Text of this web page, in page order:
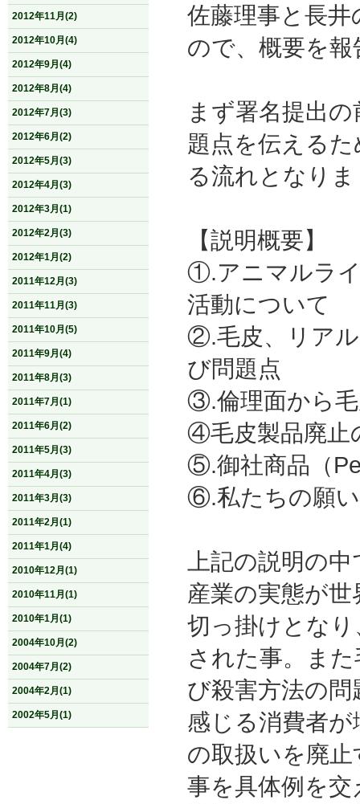
佐藤理事と長
ので、概要を
まず署名提出
題点を伝える
る流れとなり
【説明概要】
①.アニマルラ
活動について
②.毛皮、リア
び問題点
③.倫理面から
④毛皮製品廃止
⑤.御社商品（
⑥.私たちの願い
上記の説明の
産業の実態が
切っ掛けとな
された事。ま
び殺害方法の
感じる消費者
の取扱いを廃
事を具体例を
2012年11月(2)
2012年10月(4)
2012年9月(4)
2012年8月(4)
2012年7月(3)
2012年6月(2)
2012年5月(3)
2012年4月(3)
2012年3月(1)
2012年2月(3)
2012年1月(2)
2011年12月(3)
2011年11月(3)
2011年10月(5)
2011年9月(4)
2011年8月(3)
2011年7月(1)
2011年6月(2)
2011年5月(3)
2011年4月(3)
2011年3月(3)
2011年2月(1)
2011年1月(4)
2010年12月(1)
2010年11月(1)
2010年1月(1)
2004年10月(2)
2004年7月(2)
2004年2月(1)
2002年5月(1)